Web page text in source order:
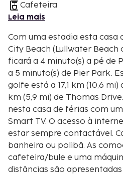
Cafeteira
Leia mais
Com uma estadia esta casa
City Beach (Lullwater Beach
ficará a 4 minuto(s) a pé de
a 5 minuto(s) de Pier Park. Esta casa de férias de
golfe está a 17,1 km (10,6 mi)
km (5,9 mi) de Thomas
nesta casa de férias com
Smart TV. O acesso à
estar sempre contactável.
banheira ou polibã. As
cafeteira/bule e uma
distâncias são apresentadas